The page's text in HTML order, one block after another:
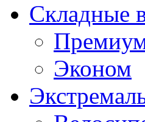
Складные
Эконом